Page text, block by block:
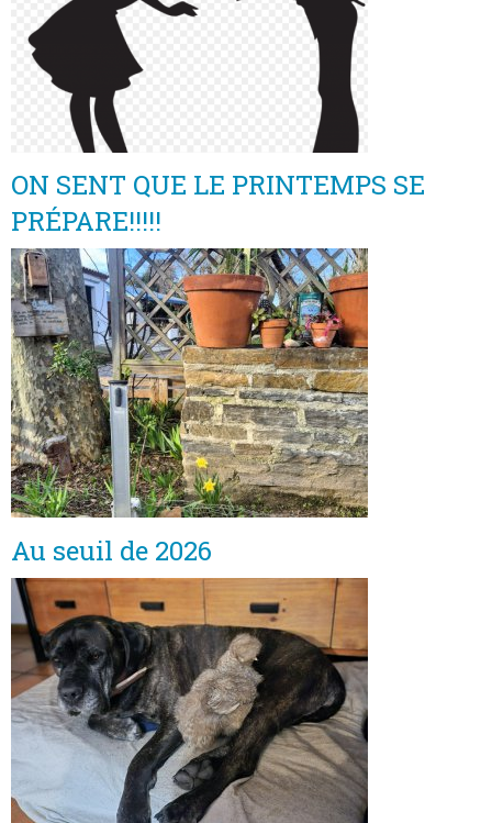
ON SENT QUE LE PRINTEMPS SE
PRÉPARE!!!!!
Au seuil de 2026